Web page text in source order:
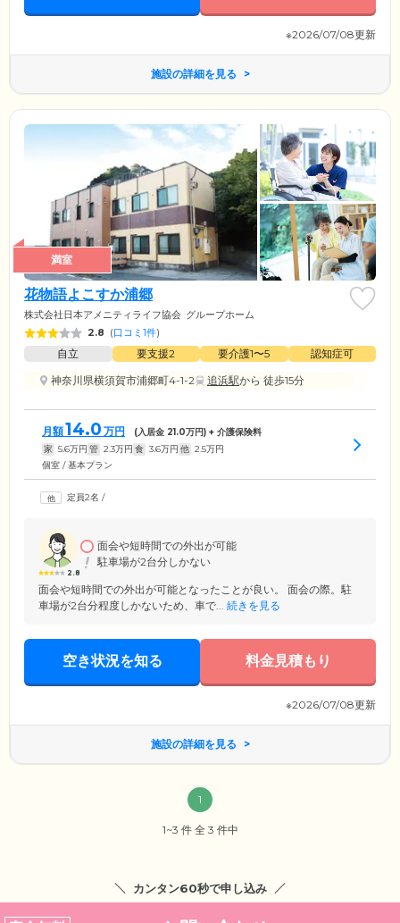
※2026/07/08更新
施設の詳細を見る
満室
花物語よこすか浦郷
株式会社日本アメニティライフ協会 グループホーム
2.8 (口コミ1件)
自立 要支援2 要介護1〜5
認知症可
神奈川県横須賀市浦郷町4-1-2
追浜駅から 徒歩15分
月額14.0 万円 (入居金 21.0万円) + 介護保険料
家 5.6万円 管 2.3万円 食 3.6万円 他 2.5万円
個室 / 基本プラン
定員2名 /
2.8
面会や短時間での外出が可能
駐車場が2台分しかない
面会や短時間での外出が可能となったことが良い。 面会の際。駐
車場が2台分程度しかないため、車で... 続きを見る
空き状況を知る 料金見積もり
※2026/07/08更新
施設の詳細を見る
1
1~3 件 全 3 件中
カンタン60秒で申し込み